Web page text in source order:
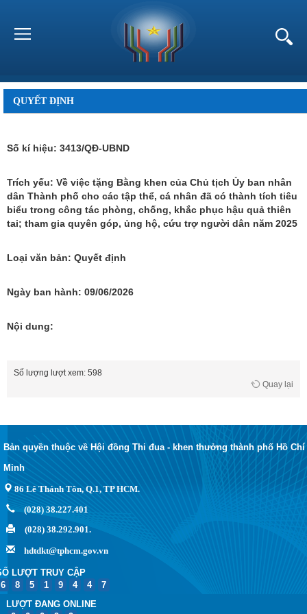
QUYẾT ĐỊNH
Số kí hiệu: 3413/QĐ-UBND
Trích yếu: Về việc tặng Bằng khen của Chủ tịch Ủy ban nhân
dân Thành phố cho các tập thể, cá nhân đã có thành tích tiêu
biểu trong công tác phòng, chống, khắc phục hậu quả thiên
tai; tham gia quyên góp, ủng hộ, cứu trợ người dân năm 2025
Loại văn bản: Quyết định
Ngày ban hành: 09/06/2026
Nội dung:
Số lượng lượt xem: 598
Quay lại
Bản quyền thuộc về Hội đồng Thi đua - khen thưởng thành phố Hồ Chí
Minh
86 Lê Thánh Tôn, Q.1, TP HCM.
(028) 38.227.401
(028) 38.292.901.
hdtdkt@tphcm.gov.vn
LƯỢT TRUY CẬP
6
8 5 1 9 4 4
7
LƯỢT ĐANG ONLINE